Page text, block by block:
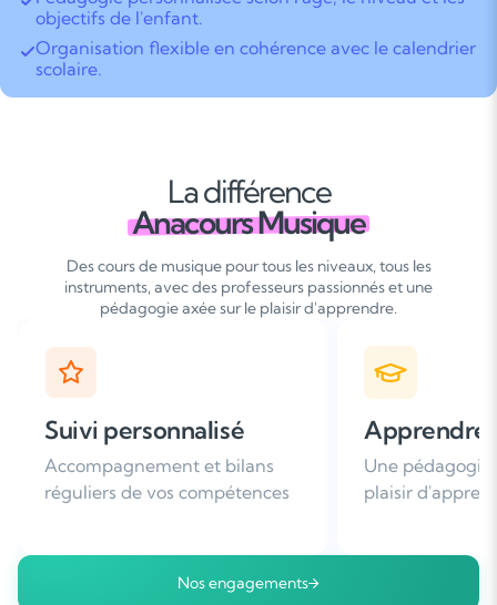
objectifs de l'enfant.
Organisation flexible en cohérence avec le calendrier
scolaire.
La différence
Anacours Musique
Des cours de musique pour tous les niveaux, tous les
instruments, avec des professeurs passionnés et une
pédagogie axée sur le plaisir d'apprendre.
Apprendre avec plaisir
Une pédagogie basée sur le
plaisir d'apprendre
Plus de 96% de
nous
Nos engagements